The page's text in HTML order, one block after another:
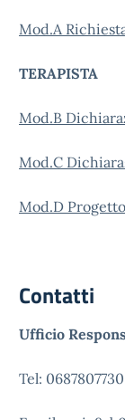
Mod.A
TERAPISTA
Mod.B
Mod.C
Mod.D
Contatti
Ufficio
Tel: